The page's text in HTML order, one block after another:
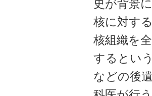
史が背景
核に対す
核組織を
するとい
などの後